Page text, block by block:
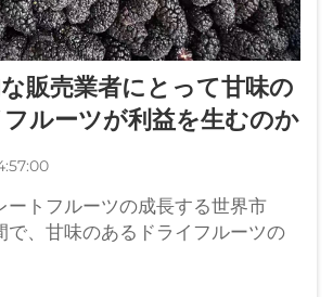
販売業者にとって甘味の
ルーツが利益を生むのか
ートフルーツの成長する世界市
で、甘味のあるドライフルーツの
成長を遂げており、世界中の販
機会を提供しています。消費者の